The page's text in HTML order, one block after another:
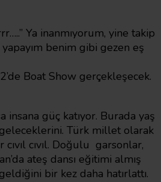
Ya inanmıyorum, yine takip
benim gibi gezen eş
Boat Show gerçekleşecek.
güç katıyor. Burada yaş
Türk millet olarak
cıvıl. Doğulu garsonlar,
ateş dansı eğitimi almış
bir kez daha hatırlattı.